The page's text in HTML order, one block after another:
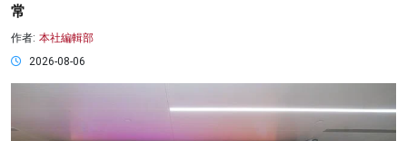
常
作者: 本社編輯部
2026-08-06